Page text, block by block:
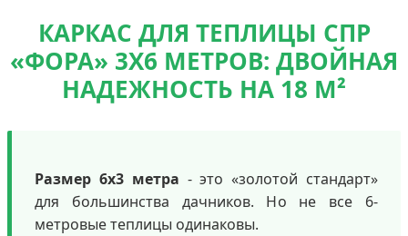
КАРКАС ДЛЯ ТЕПЛИЦЫ СПР
«ФОРА» 3Х6 МЕТРОВ: ДВОЙНАЯ
НАДЕЖНОСТЬ НА 18 М²
Размер 6х3 метра - это «золотой стандарт»
для большинства дачников. Но не все 6-
метровые теплицы одинаковы.